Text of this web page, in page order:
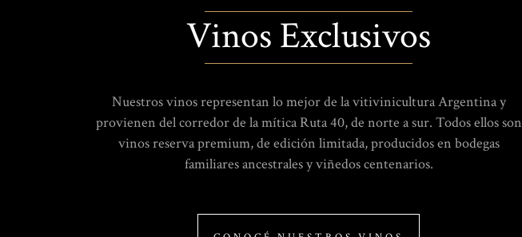
Vinos Exclusivos
Nuestros vinos representan lo mejor de la vitivinicultura Argentina y
provienen del corredor de la mítica Ruta 40, de norte a sur. Todos ellos son
vinos reserva premium, de edición limitada, producidos en bodegas
familiares ancestrales y viñedos centenarios.